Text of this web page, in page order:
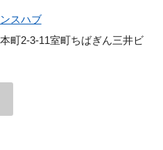
スハブ
町2-3-11室町ちばぎん三井ビ